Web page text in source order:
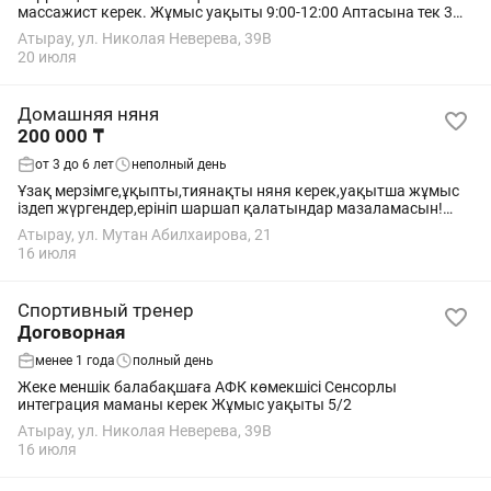
массажист керек. Жұмыс уақыты 9:00-12:00 Аптасына тек 3
рет келеді
Атырау, ул. Николая Неверева, 39В
20 июля
Домашняя няня
200 000 ₸
от 3 до 6 лет неполный день
Ұзақ мерзімге,ұқыпты,тиянақты няня керек,уақытша жұмыс
іздеп жүргендер,ерініп шаршап қалатындар мазаламасын!
Опыты болуы керек! Сағат 13:00ден кешкі 00:00дейін 6-күн
Атырау, ул. Мутан Абилхаирова, 21
16 июля
Спортивный тренер
Договорная
менее 1 года полный день
Жеке меншік балабақшаға АФК көмекшісі Сенсорлы
интеграция маманы керек Жұмыс уақыты 5/2
Атырау, ул. Николая Неверева, 39В
16 июля